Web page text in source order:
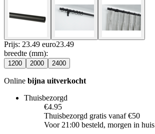
Prijs: 23.49 euro23.49
breedte (mm):
1200 2000 2400
Online bijna uitverkocht
Thuisbezorgd
€4.95
Thuisbezorgd gratis vanaf €50
Voor 21:00 besteld, morgen in huis